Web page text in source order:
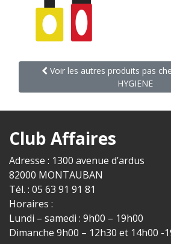
Voir les autres produits pas
HYGIENE
Club Affaires
Adresse : 1300 avenue d’ardus
82000 MONTAUBAN
Tél. : 05 63 91 91 81
Horaires :
Lundi – samedi : 9h00 – 19h00
Dimanche 9h00 – 12h30 et 14h00 -